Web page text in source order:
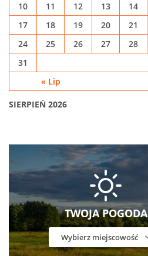
SIERPIEŃ 2026
« Lip
10
11 12 13 14
17
18 19 20 21
24
25 26 27 28
31
TWOJA POGODA
Wybierz miejscowość